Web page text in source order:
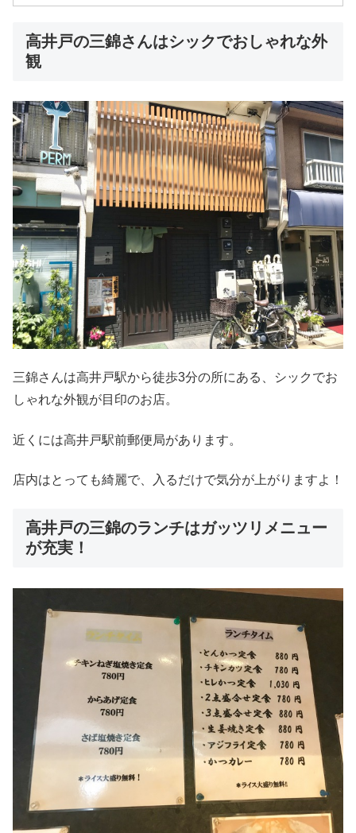
高井戸の三錦さんはシックでおしゃれな外
観
三錦さんは高井戸駅から徒歩3分の所にある、シックでお
しゃれな外観が目印のお店。
近くには高井戸駅前郵便局があります。
店内はとっても綺麗で、入るだけで気分が上がりますよ！
高井戸の三錦のランチはガッツリメニュー
が充実！